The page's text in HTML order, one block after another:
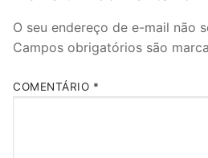
O seu endereço de e-mail não
Campos obrigatórios são
COMENTÁRIO *